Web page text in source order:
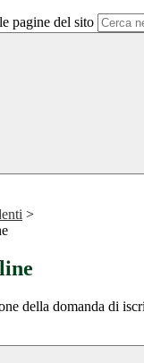
pagine del sito
>
della domanda di